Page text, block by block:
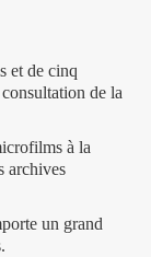
et de cinq
de la
à la
archives
un grand